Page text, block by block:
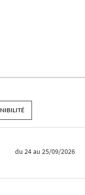
du 24au 25/09/2026